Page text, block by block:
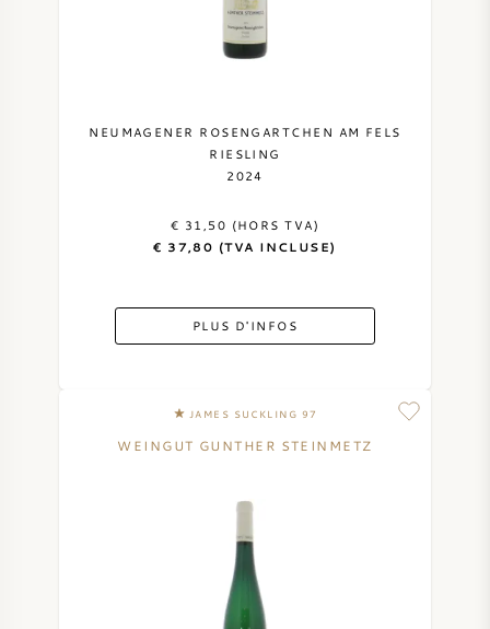
NEUMAGENER ROSENGARTCHEN AM FELS
RIESLING
2024
€ 31,50 (HORS TVA)
€ 37,80 (TVA INCLUSE)
PLUS D'INFOS
JAMES SUCKLING 97
WEINGUT GUNTHER STEINMETZ